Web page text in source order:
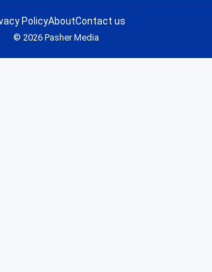
© 2026 Pasher Media
PolicyAboutContact us